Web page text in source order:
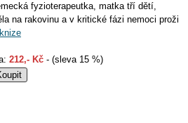
fyzioterapeutka, matka tří dětí,
na rakovinu a v kritické fázi nemoci proži
212,- Kč - (sleva 15 %)